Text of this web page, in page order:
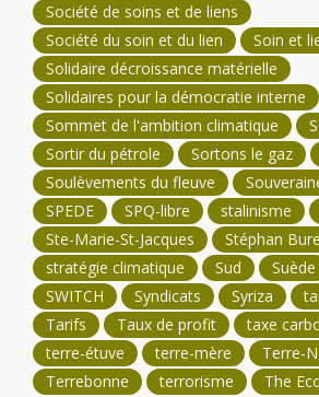
Société de soins et de liens
Société du soin et du lien
Soin et
Solidaire décroissance matérielle
Solidaires pour la démocratie interne
Sommet de l'ambition climatique
Sortir du pétrole
Sortons le gaz
Soulèvements du fleuve
SPEDE
SPQ-libre stalinisme
Ste-Marie-St-Jacques
Stéphan
stratégie climatique
Sud Suède
SWITCH
Syndicats Syriza
Tarifs
Taux de profit
taxe
terre-étuve
terre-mère
Terre-
Terrebonne
terrorisme
The